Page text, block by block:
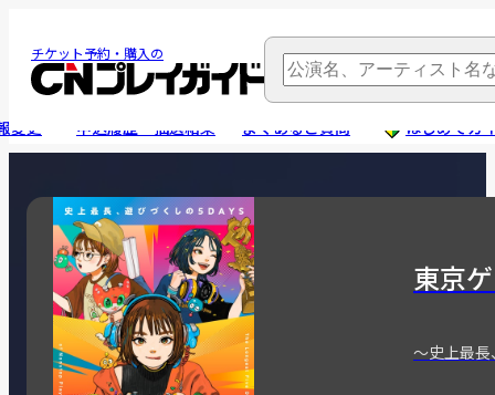
チケット予約・購入の
変更 申込履歴・抽選結果 よくあるご質問 はじめてガ
東京
～史上最長